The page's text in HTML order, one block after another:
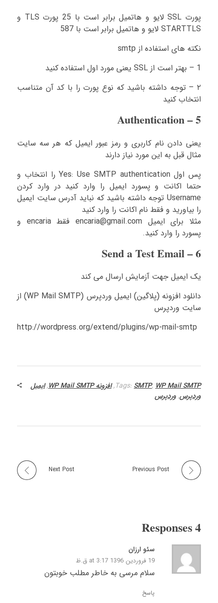
پورت SSL لایو و هاتمیل برابر است با 25 پورت TLS و
STARTTLS لایو و هاتمیل برابر است با 587
نکته های استفاده از smtp
1 – بهتر است از SSL یعنی مورد اول استفاده کنید
۲ – توجه داشته باشید که نوع پورت را با کد آن متناسب
انتخاب کنید
5 – Authentication
یعنی دادن نام کاربری و رمز عبور ایمیل که هر سه سایت
مثال قبل به این مورد نیاز دارند
پس اول Yes: Use SMTP authentication را انتخاب و
حتما اکانت و پسورد ایمیل را وارد کنید در وارد کردن
Username توجه داشته باشید که نباید آدرس سایت ایمیل
را بیاورید و فقط نام اکانت را وارد کنید
مثلا برای ایمیل encaria@gmail.com فقط encaria و
پسورد را وارد کنید.
6 – Send a Test Email
یک ایمیل جهت آزمایش ارسال می کند
دانلود افزونه (پلاگین) ایمیل وردپرس (WP Mail SMTP) از
سایت وردپرس
http://wordpress.org/extend/plugins/wp-mail-smtp
Tags:SMTP, WP Mail SMTP
,افزونه WP Mail SMTP ,ایمیل
وردپرس,وردپرس
Previous Post
Next Post
4 Responses
سئو ارزان
19 فروردین 1396 at 3:17 ق.ظ
سلام مرسی به خاطر مطلب خوبتون
پاسخ